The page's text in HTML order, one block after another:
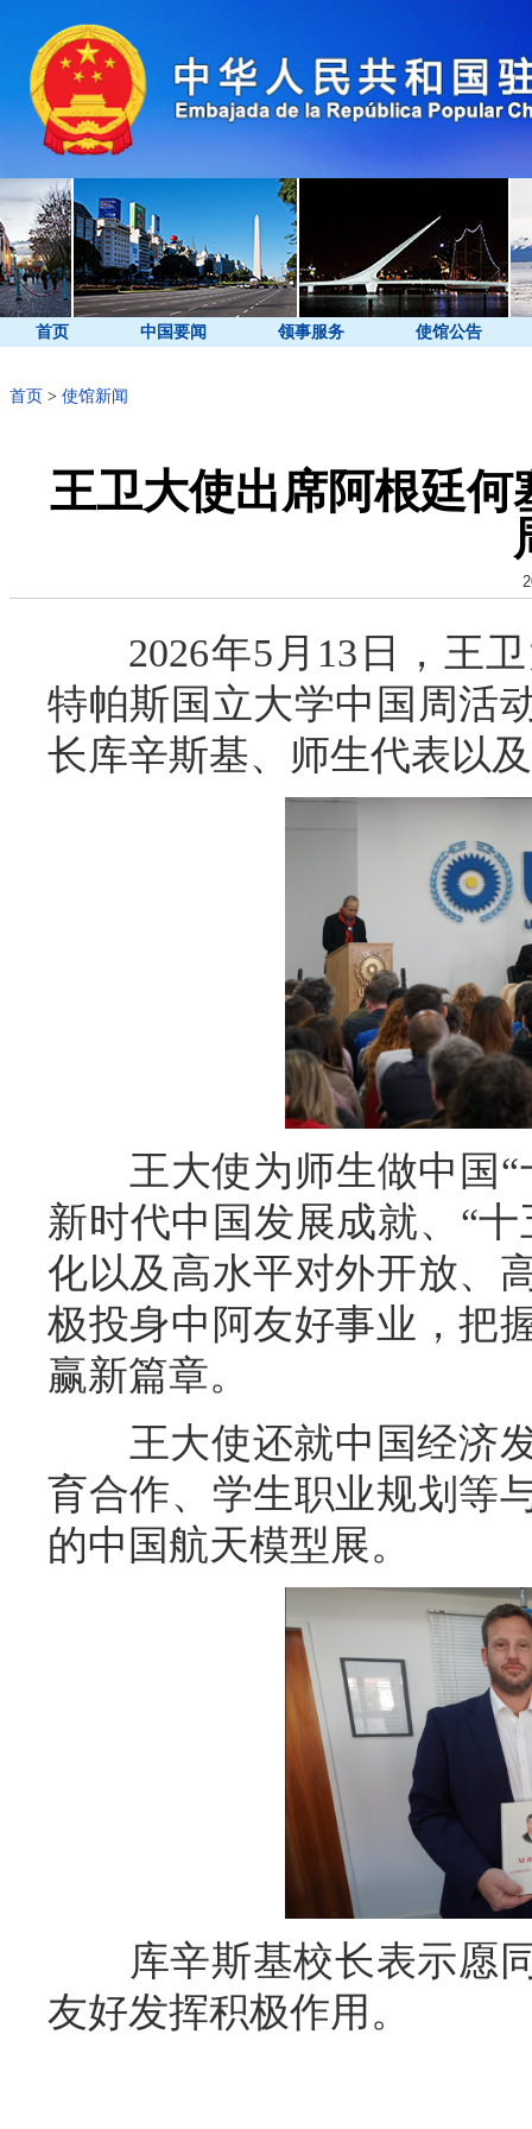
首页 中国要闻 领事服务 使馆公告
首页 > 使馆新闻
王卫大使出席阿根廷
2026年5月13日，王卫
特帕斯国立大学中国周活
长库辛斯基、师生代表以
王大使为师生做中国“
新时代中国发展成就、“
化以及高水平对外开放、
极投身中阿友好事业，把
赢新篇章。
王大使还就中国经济发
育合作、学生职业规划等
的中国航天模型展。
库辛斯基校长表示愿同
友好发挥积极作用。